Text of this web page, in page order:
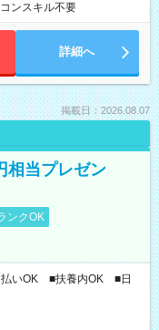
ンスキル不要
詳細へ
掲載日：2026.08.07
相当プレゼン
ンクOK
いOK ■扶養内OK ■日